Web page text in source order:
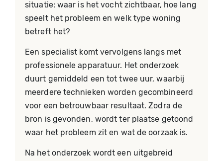
situatie: waar is het vocht zichtbaar, hoe lang
speelt het probleem en welk type woning
betreft het?
Een specialist komt vervolgens langs met
professionele apparatuur. Het onderzoek
duurt gemiddeld een tot twee uur, waarbij
meerdere technieken worden gecombineerd
voor een betrouwbaar resultaat. Zodra de
bron is gevonden, wordt ter plaatse getoond
waar het probleem zit en wat de oorzaak is.
Na het onderzoek wordt een uitgebreid